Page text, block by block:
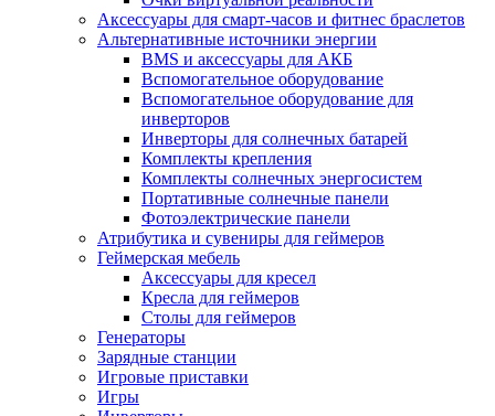
Аксессуары для смарт-часов и фитнес браслетов
Альтернативные источники энергии
BMS и аксессуары для АКБ
Вспомогательное оборудование
Вспомогательное оборудование для
инверторов
Инверторы для солнечных батарей
Комплекты крепления
Комплекты солнечных энергосистем
Портативные солнечные панели
Фотоэлектрические панели
Атрибутика и сувениры для геймеров
Геймерская мебель
Аксессуары для кресел
Кресла для геймеров
Столы для геймеров
Генераторы
Зарядные станции
Игровые приставки
Игры